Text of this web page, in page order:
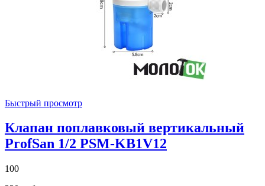
Быстрый просмотр
Клапан поплавковый вертикальный
ProfSan 1/2 PSM-KB1V12
100